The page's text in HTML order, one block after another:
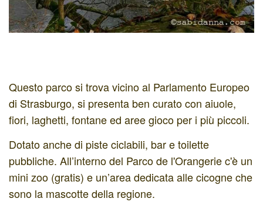
Questo parco si trova vicino al Parlamento Europeo
di Strasburgo, si presenta ben curato con aiuole,
fiori, laghetti, fontane ed aree gioco per i più piccoli.
Dotato anche di piste ciclabili, bar e toilette
pubbliche. All’interno del Parco de l'Orangerie c'è un
mini zoo (gratis) e un’area dedicata alle cicogne che
sono la mascotte della regione.